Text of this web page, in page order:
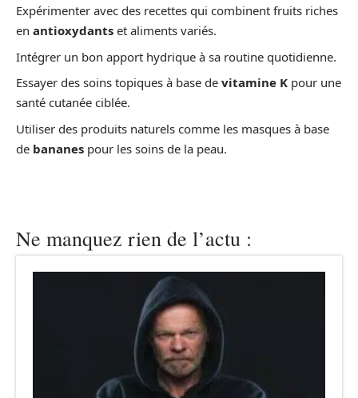
Expérimenter avec des recettes qui combinent fruits riches
en antioxydants et aliments variés.
Intégrer un bon apport hydrique à sa routine quotidienne.
Essayer des soins topiques à base de vitamine K pour une
santé cutanée ciblée.
Utiliser des produits naturels comme les masques à base
de bananes pour les soins de la peau.
Ne manquez rien de l’actu :